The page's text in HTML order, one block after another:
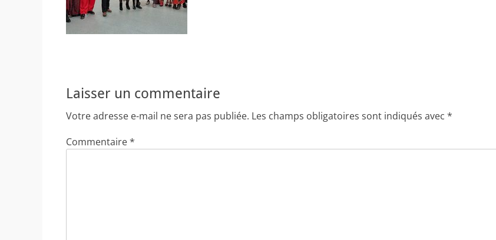
Laisser un commentaire
Votre adresse e-mail ne sera pas publiée. Les champs obligatoires sont indiqués avec *
Commentaire*